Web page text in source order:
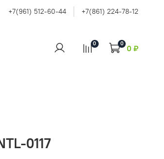
+7(961) 512-60-44 +7(861) 224-78-12
0 0 0 ₽
0117